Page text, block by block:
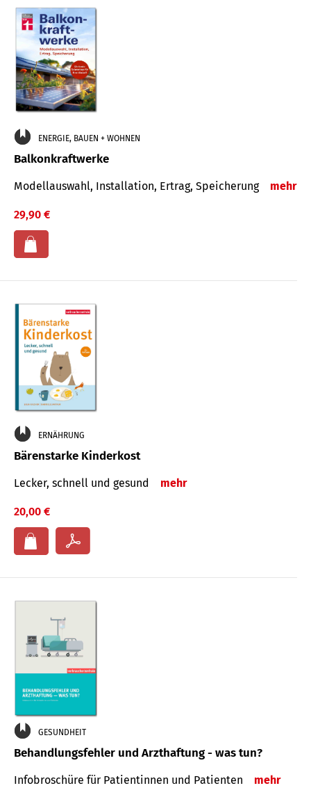
ENERGIE, BAUEN + WOHNEN
Balkonkraftwerke
Modellauswahl, Installation, Ertrag, Speicherung mehr
29,90 €
ERNÄHRUNG
Bärenstarke Kinderkost
Lecker, schnell und gesund mehr
20,00 €
GESUNDHEIT
Behandlungsfehler und Arzthaftung - was tun?
Infobroschüre für Patientinnen und Patienten mehr